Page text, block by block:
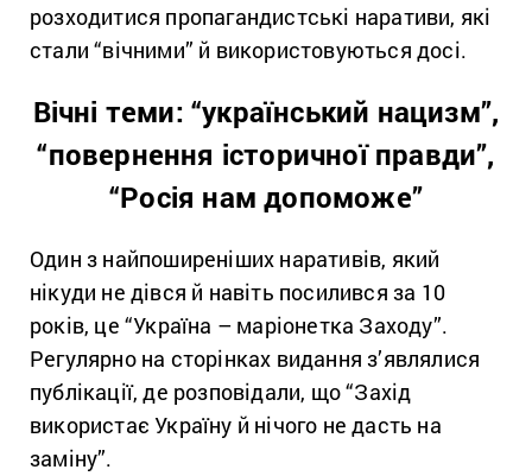
розходитися пропагандистські наративи, які
стали “вічними” й використовуються досі.
Вічні теми: “український нацизм”,
“повернення історичної правди”,
“Росія нам допоможе”
Один з найпоширеніших наративів, який
нікуди не дівся й навіть посилився за 10
років, це “Україна – маріонетка Заходу”.
Регулярно на сторінках видання з’являлися
публікації, де розповідали, що “Захід
використає Україну й нічого не дасть на
заміну”.